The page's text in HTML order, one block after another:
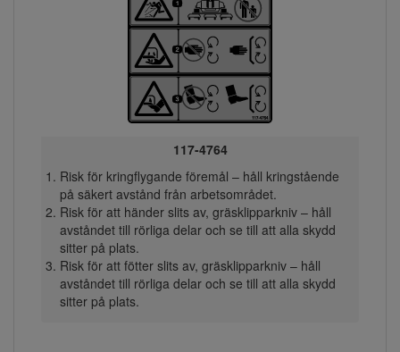
117-4764
Risk för kringflygande föremål – håll kringstående
på säkert avstånd från arbetsområdet.
Risk för att händer slits av, gräsklipparkniv – håll
avståndet till rörliga delar och se till att alla skydd
sitter på plats.
Risk för att fötter slits av, gräsklipparkniv – håll
avståndet till rörliga delar och se till att alla skydd
sitter på plats.